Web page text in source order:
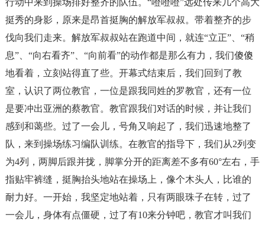
行动中来到操场排好整齐的队伍。“噔噔噔”远处传来几个高大
挺秀的身影，原来是昂首挺胸的解放军叔叔。带着整齐的步
伐向我们走来。解放军叔叔站在跑道中间，就连“立正”、“稍
息”、“向右看齐”、“向前看”的动作都是那么有力，我们傻傻
地看着，立刻站得直了些。开幕式结束后，我们回到了教
室，认识了两位教官，一位是跟我同姓的罗教官，还有一位
是要冲出亚洲的蔡教官。教官跟我们对话的时候，并让我们
感到和蔼些。过了一会儿，号角又响起了，我们迅速地整了
队，来到操场练习编队训练。在教官的指导下，我们从2列变
为4列，两脚后跟并拢，脚掌分开的距离差不多有60°左右，手
指贴牢裤缝，挺胸抬头地站在操场上，像个木头人，比谁的
耐力好。一开始，我坚定地站着，只有两眼珠子在转，过了
一会儿，身体有点僵硬，过了有10来分钟吧，教官才叫我们